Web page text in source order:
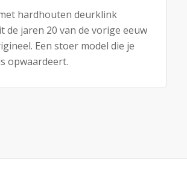
hardhouten deurklink
de jaren 20 van de vorige eeuw
Een stoer model die je
opwaardeert.